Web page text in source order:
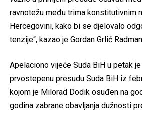
ravnotežu među trima konstitutivnim
Hercegovini, kako bi se djelovalo
tenzije“, kazao je Gordan Grlić
Apelaciono vijeće Suda BiH u petak
prvostepenu presudu Suda BiH iz
kojom je Milorad Dodik osuđen na
godina zabrane obavljanja dužnosti